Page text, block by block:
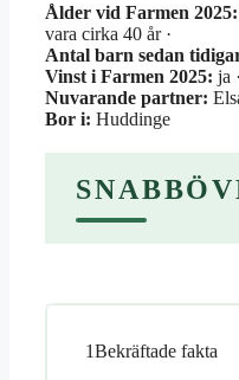
Ålder vid Farmen 2025:
vara cirka 40 år ·
Antal barn sedan
Vinst i Farmen 2025: ja ·
Nuvarande partner:
Bor i: Huddinge
1Bekräftade fakta